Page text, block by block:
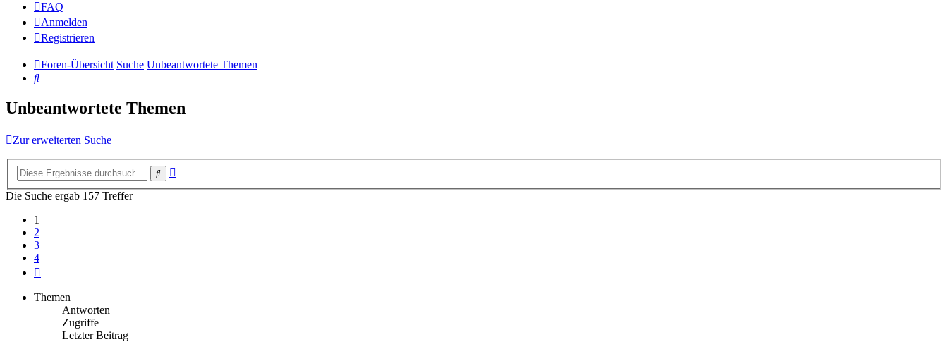
FAQ
Anmelden
Registrieren
Foren-Übersicht Suche Unbeantwortete Themen
Suche
Unbeantwortete Themen
Zur erweiterten Suche
Suche
Die Suche ergab 157 Treffer
1
2
3
4
Themen
Antworten
Zugriffe
Letzter Beitrag